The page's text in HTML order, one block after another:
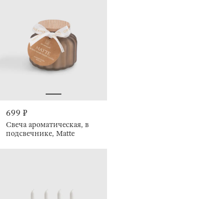
699 ₽
Свеча ароматическая, в
подсвечнике, Matte